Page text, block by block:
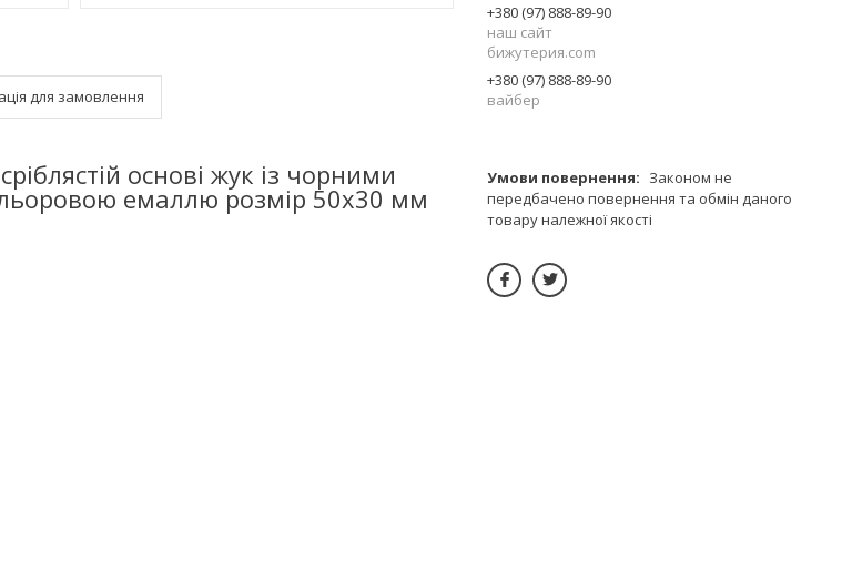
для замовлення
основі жук із чорними
емаллю розмір 50х30 мм
+380 (97) 888-89-90
наш сайт
бижутерия.com
+380 (97) 888-89-90
вайбер
Законом не
передбачено повернення та обмін даного
товару належної якості